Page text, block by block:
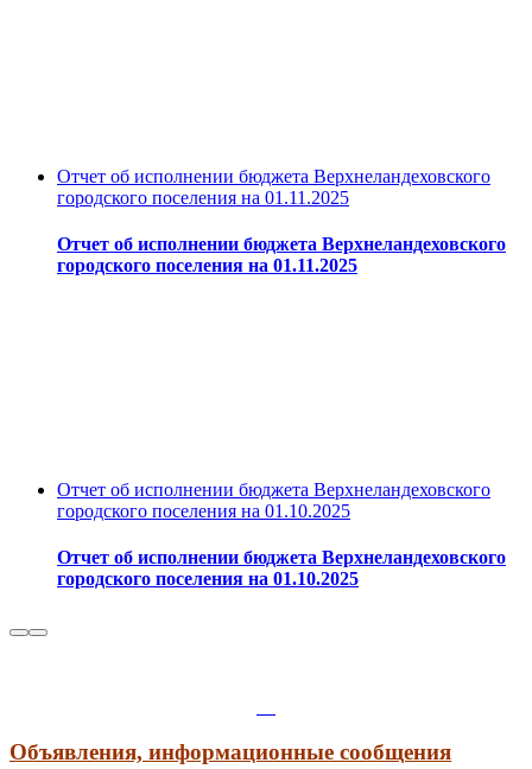
Отчет об исполнении бюджета Верхнеландеховского
городского поселения на 01.11.2025
Отчет об исполнении бюджета Верхнеландеховского
городского поселения на 01.11.2025
Отчет об исполнении бюджета Верхнеландеховского
городского поселения на 01.10.2025
Отчет об исполнении бюджета Верхнеландеховского
городского поселения на 01.10.2025
Объявления, информационные сообщения